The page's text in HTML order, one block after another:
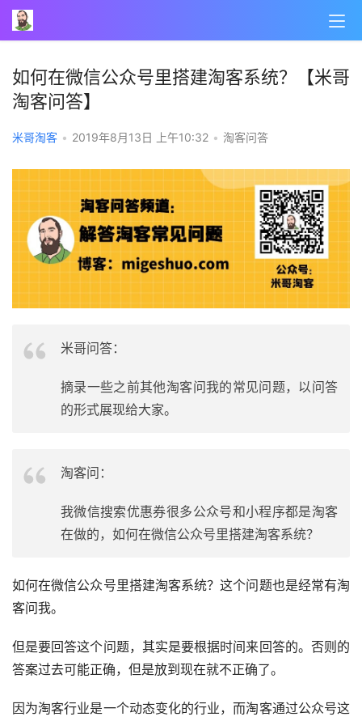
如何在微信公众号里搭建淘客系统？【米哥
淘客问答】
米哥淘客 • 2019年8月13日 上午10:32 • 淘客问答
米哥问答：
摘录一些之前其他淘客问我的常见问题，以问答
的形式展现给大家。
淘客问：
我微信搜索优惠券很多公众号和小程序都是淘客
在做的，如何在微信公众号里搭建淘客系统？
如何在微信公众号里搭建淘客系统？这个问题也是经常有淘
客问我。
但是要回答这个问题，其实是要根据时间来回答的。否则的
答案过去可能正确，但是放到现在就不正确了。
因为淘客行业是一个动态变化的行业，而淘客通过公众号这